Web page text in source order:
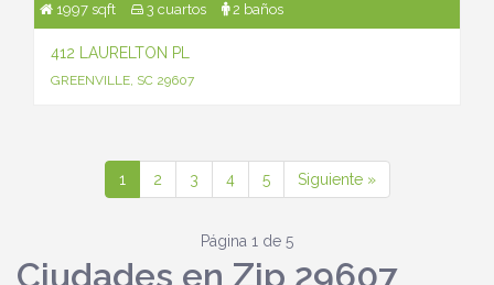
1997 sqft 3 cuartos 2 baños
412 LAURELTON PL
GREENVILLE, SC 29607
1 2 3 4 5 Siguiente »
Página 1 de 5
Ciudades en Zip 29607